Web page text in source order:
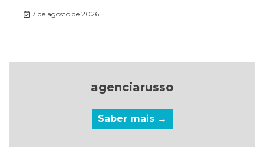
7 de agosto de 2026
agenciarusso
Saber mais →